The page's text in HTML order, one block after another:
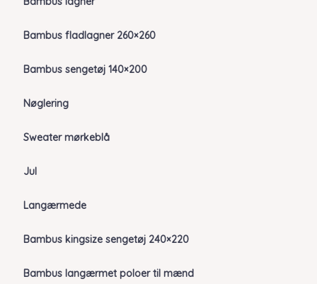
Bambus fladlagner 260×260
Bambus sengetøj 140×200
Nøglering
Sweater mørkeblå
Jul
Langærmede
Bambus kingsize sengetøj 240×220
Bambus langærmet poloer til mænd